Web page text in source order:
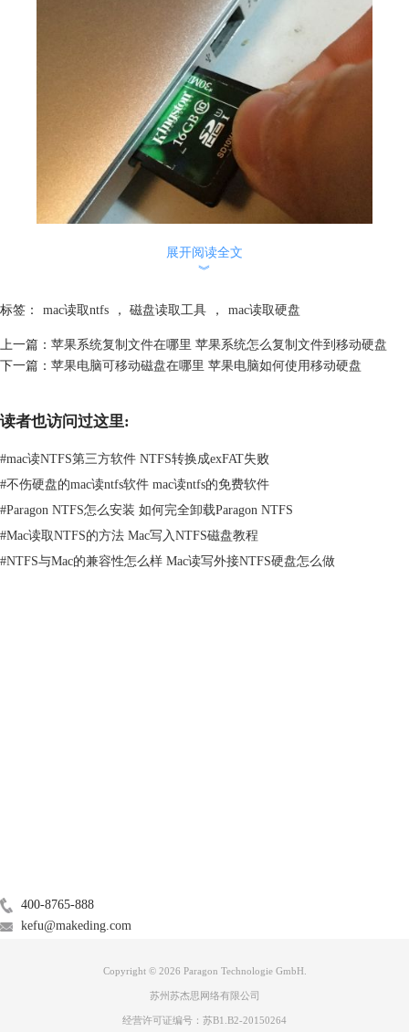
行读取了。
二、mac怎么读取sd卡
sd卡首先要确认sd卡的格式。
1.显示简介
2.转换格式
转换格式可以使mac读取sd卡。
展开阅读全文
︾
标签： mac读取ntfs ， 磁盘读取工具 ， mac读取硬盘
上一篇： 苹果系统复制文件在哪里 苹果系统怎么复制文件到移动硬盘
下一篇： 苹果电脑可移动磁盘在哪里 苹果电脑如何使用移动硬盘
读者也访问过这里:
#mac读NTFS第三方软件 NTFS转换成exFAT失败
#不伤硬盘的mac读ntfs软件 mac读ntfs的免费软件
#Paragon NTFS怎么安装 如何完全卸载Paragon NTFS
#Mac读取NTFS的方法 Mac写入NTFS磁盘教程
#NTFS与Mac的兼容性怎么样 Mac读写外接NTFS硬盘怎么做
400-8765-888
kefu@makeding.com
Copyright © 2026 Paragon Technologie GmbH.
苏州苏杰思网络有限公司
经营许可证编号：苏B1.B2-20150264